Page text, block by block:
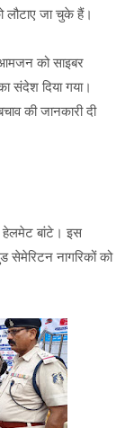
लौटाए जा चुके हैं।
को साइबर
संदेश दिया गया।
की जानकारी दी
हेलमेट बांटे। इस
सेमेरिटन नागरिकों को